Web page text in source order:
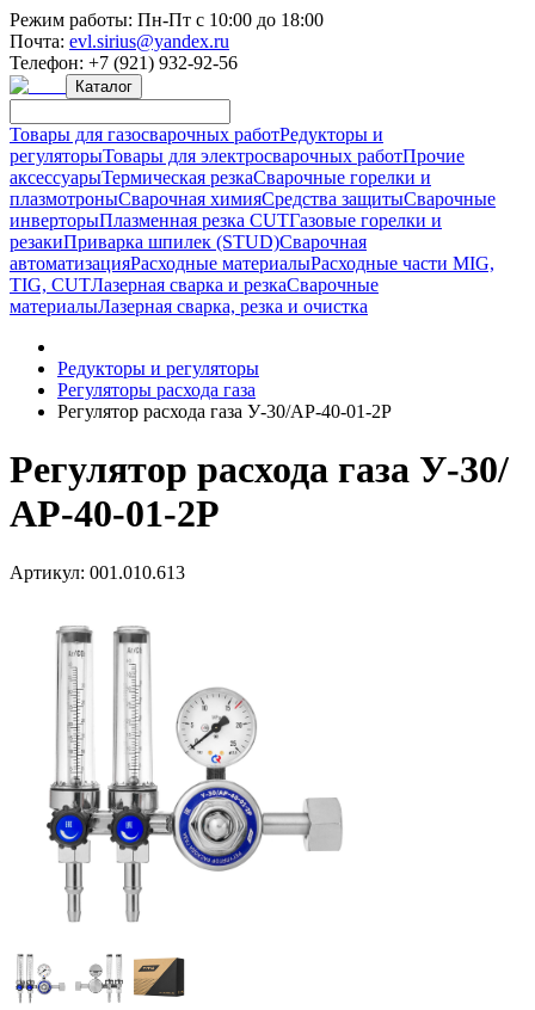
Режим работы: Пн-Пт с 10:00 до 18:00
Почта: evl.sirius@yandex.ru
Телефон: +7 (921) 932-92-56
Каталог
Товары для газосварочных работРедукторы и
регуляторыТовары для электросварочных работПрочие
аксессуарыТермическая резкаСварочные горелки и
плазмотроныСварочная химияСредства защитыСварочные
инверторыПлазменная резка CUTГазовые горелки и
резакиПриварка шпилек (STUD)Сварочная
автоматизацияРасходные материалыРасходные части MIG,
TIG, CUTЛазерная сварка и резкаСварочные
материалыЛазерная сварка, резка и очистка
Редукторы и регуляторы
Регуляторы расхода газа
Регулятор расхода газа У-30/АР-40-01-2Р
Регулятор расхода газа У-30/
АР-40-01-2Р
Артикул: 001.010.613